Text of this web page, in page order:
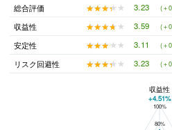
総合評価
★★★★★
★★★★★ 3.23 (＋
収益性
★★★★★
★★★★★ 3.59 (＋
安定性
★★★★★
★★★★★ 3.11 (＋
リスク回避性
★★★★★
★★★★★ 3.23 (＋
アルス三軒茶屋と太子堂の平均値の総合評価
100%
80%
収益性
+4.51%